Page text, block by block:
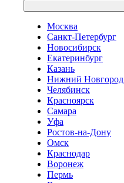
Москва
Санкт-Петербург
Новосибирск
Екатеринбург
Казань
Нижний Новгород
Челябинск
Красноярск
Самара
Уфа
Ростов-на-Дону
Омск
Краснодар
Воронеж
Пермь